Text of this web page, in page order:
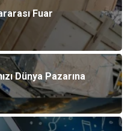
Fuar
Dünya Pazarına